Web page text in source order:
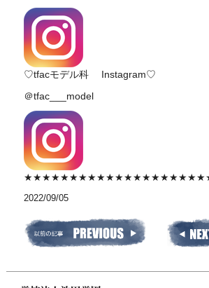
♡tfacモデル科 Instagram♡
＠tfac___model
2022/09/05